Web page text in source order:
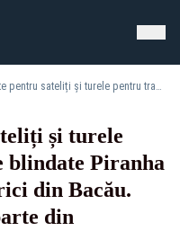
Componente pentru sateliți și turele pentru transportoarele blindate Piranha 5, produse în două fabrici din Bacău. Cele două fabrici fac parte din compania israeliană Elbit
și turele
blindate Piranha
din Bacău.
din